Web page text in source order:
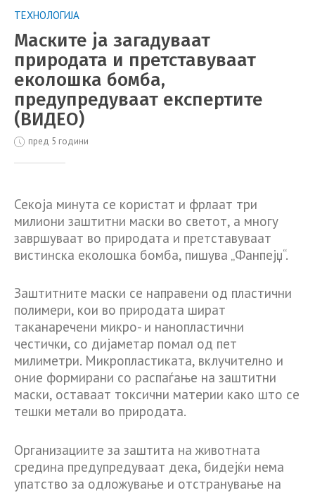
ТЕХНОЛОГИЈА
Маските ја загадуваат
природата и претставуваат
еколошка бомба,
предупредуваат експертите
(ВИДЕО)
пред 5 години
Секоја минута се користат и фрлаат три
милиони заштитни маски во светот, а многу
завршуваат во природата и претставуваат
вистинска еколошка бомба, пишува „Фанпејџ“.
Заштитните маски се направени од пластични
полимери, кои во природата шират
таканаречени микро- и нанопластични
честички, со дијаметар помал од пет
милиметри. Микропластиката, вклучително и
оние формирани со распаѓање на заштитни
маски, оставаат токсични материи како што се
тешки метали во природата.
Организациите за заштита на животната
средина предупредуваат дека, бидејќи нема
упатство за одложување и отстранување на